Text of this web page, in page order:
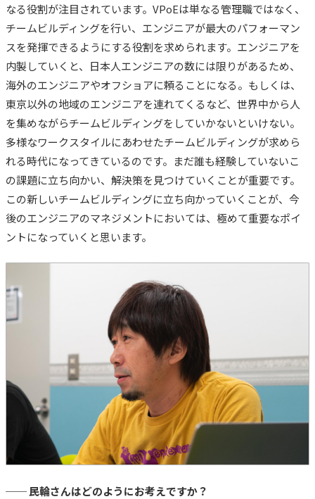
なる役割が注目されています。VPoEは単なる管理職ではなく、
チームビルディングを行い、エンジニアが最大のパフォーマン
スを発揮できるようにする役割を求められます。 エンジニアを
内製していくと、日本人エンジニアの数には限りがあるため、
海外のエンジニアやオフショアに頼ることになる。もしくは、
東京以外の地域のエンジニアを連れてくるなど、世界中から人
を集めながらチームビルディングをしていかないといけない。
多様なワークスタイルにあわせたチームビルディングが求めら
れる時代になってきているのです。まだ誰も経験していないこ
の課題に立ち向かい、解決策を見つけていくことが重要です。
この新しいチームビルディングに立ち向かっていくことが、今
後のエンジニアのマネジメントにおいては、極めて重要なポイ
ントになっていくと思います。
── 民輪さんはどのようにお考えですか？